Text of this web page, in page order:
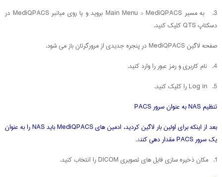
3. به مسیر Main Menu > MediQPACS بروید و یا روی میانبر MediQPACS در
دسکتاپ QTS کلیک کنید.
صفحه لاگین MediQPACS در پنجره جدیدی از مرورگرتان باز می شود.
4. نام کاربری و رمز عبور را وارد کنید.
5. Log in را کلیک کنید.
تنظیم NAS به عنوان سرور PACS
بعد از اینکه برای اولین بار لاگین کردید، ادمین های MediQPACS باید NAS را به عنوان
یک سرور PACS مقدار دهی کنن
د.
1. مکان ذخیره سازی فایل های تصویری DICOM را انتخاب کنید.